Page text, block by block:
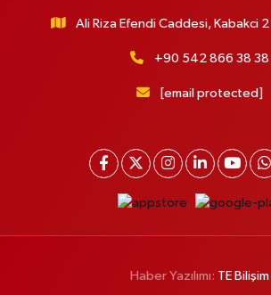
Ali Riza Efendi Caddesi, Kabakci
+90 542 866 38 38
[email protected]
Haber Yazılımı: TE Bilişim